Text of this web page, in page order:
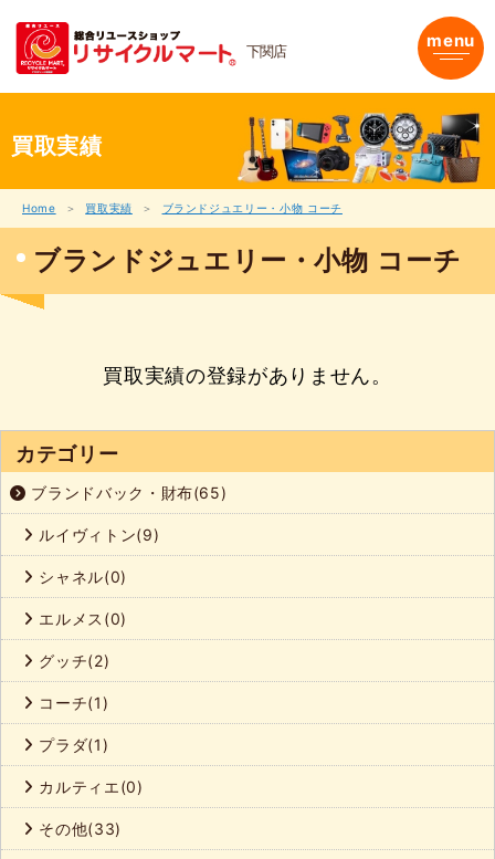
キ
プ
下関店 menu
買取実績
Home 買取実績 ブランドジュエリー・小物 コーチ
ブランドジュエリー・小物 コーチ
買取実績の登録がありません。
カテゴリー
ブランドバック・財布(65)
ルイヴィトン(9)
シャネル(0)
エルメス(0)
グッチ(2)
コーチ(1)
プラダ(1)
カルティエ(0)
その他(33)